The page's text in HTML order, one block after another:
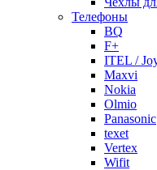
Телефоны
BQ
F+
ITEL /
Maxvi
Nokia
Olmio
Panasonic
texet
Vertex
Wifit